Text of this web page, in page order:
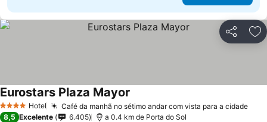
Partilhar
4 EstrelasHotel Café da manhã no sétimo andar com vista para a cidade
Eurostars Plaza Mayor
8,5 Excelente 6.405 a 0.4 km de Porta do Sol